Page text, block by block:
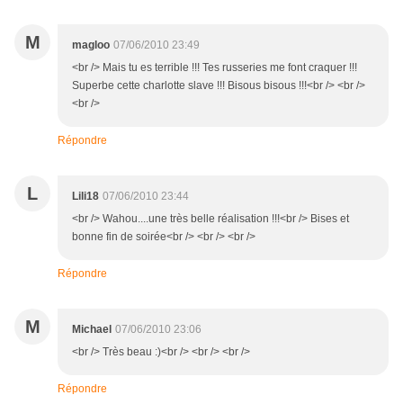
M magloo 07/06/2010 23:49
<br /> Mais tu es terrible !!! Tes russeries me font craquer !!!
Superbe cette charlotte slave !!! Bisous bisous !!!<br /> <br />
<br />
Répondre
L Lili18 07/06/2010 23:44
<br /> Wahou....une très belle réalisation !!!<br /> Bises et
bonne fin de soirée<br /> <br /> <br />
Répondre
M Michael 07/06/2010 23:06
<br /> Très beau :)<br /> <br /> <br />
Répondre